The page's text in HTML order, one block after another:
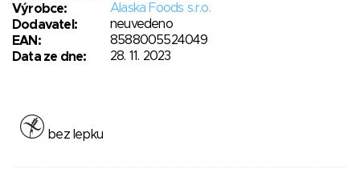
Výrobce:
Alaska Foods s.r.o.
Dodavatel:
neuvedeno
EAN:
8588005524049
Data ze dne:
28. 11. 2023
bez lepku